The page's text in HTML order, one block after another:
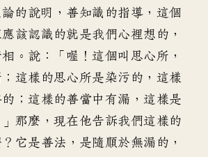
的說明 ， 善知識的指導 ， 這個
該認識的就是我們心裡想的 ，
。 說：「喔 ！ 這個叫思心所 ，
； 這樣的思心所是染污的 ， 這樣
； 這樣的善當中有漏 ， 這樣是
那麼 ，現在他告訴我們這樣的
？ 它是善法 ， 是隨順於無漏的 ，